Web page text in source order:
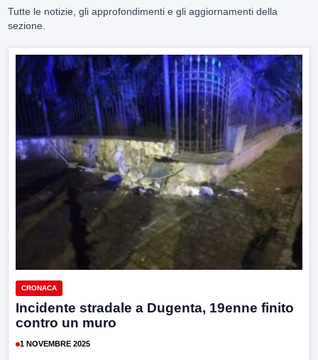
Tutte le notizie, gli approfondimenti e gli aggiornamenti della
sezione.
CRONACA
Incidente stradale a Dugenta, 19enne finito
contro un muro
1 NOVEMBRE 2025